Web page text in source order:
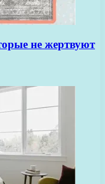
не жертвуют